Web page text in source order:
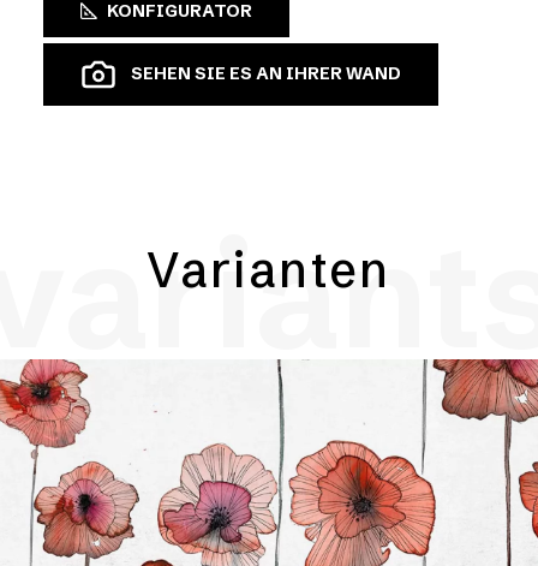
KONFIGURATOR
SEHEN SIE ES AN IHRER WAND
Varianten